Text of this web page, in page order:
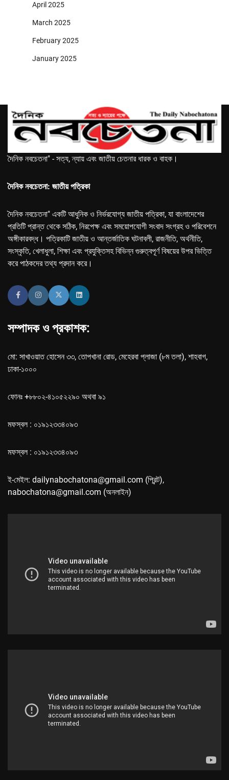
April 2025
March 2025
February 2025
January 2025
দৈনিক নবচেতনা" - সত্য, ন্যায় এবং জাতীয় চেতনার ধারক ও বাহক।
দৈনিক নবচেতনা: জাতীয় পত্রিকা
দৈনিক নবচেতনা" একটি আধুনিক ও নির্ভরযোগ্য জাতীয় পত্রিকা, যা বাংলাদেশের
প্রতিটি প্রান্ত থেকে সঠিক, নিরপেক্ষ এবং সময়োপযোগী সংবাদ সংগ্রহ ও পরিবেশনে
অঙ্গীকারবদ্ধ। পত্রিকাটি জাতীয় ও আন্তর্জাতিক ঘটনাবলী, রাজনীতি, অর্থনীতি,
সংস্কৃতি, খেলাধুলা, শিক্ষা এবং প্রযুক্তিসহ বিভিন্ন গুরুত্বপূর্ণ বিষয়ের উপর ভিত্তি
করে পাঠকদের তথ্য প্রদান করে।
সম্পাদক ও প্রকাশক:
মো: সাখাওয়াত হোসেন ৩৩, তোপখানা রোড, মেহেরবা প্লাজা (৮ম তলা), শাহবাগ,
ঢাকা-১০০০
ফোনঃ +৮৮০২-৪১০৫২২৯০ অথবা ৯১
মফস্বল : ০১৯১২৩৩৪০৯৩
মফস্বল : ০১৯১২৩৩৪০৯৩
ই-মেইল: dailynabochatona@gmail.com (প্রিন্ট),
nabochatona@gmail.com (অনলাইন)